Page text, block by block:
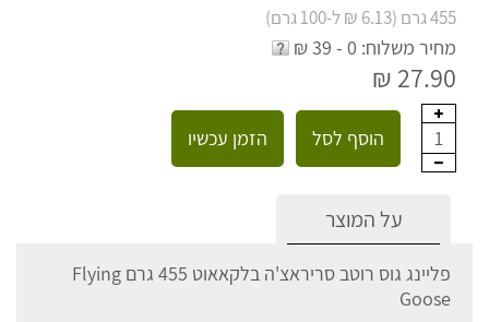
455 גרם (6.13 ₪ ל-100 גרם)
מחיר משלוח: 0 - 39 ₪
27.90 ₪
1 הוסף לסל הזמן עכשיו
על המוצר
פליינג גוס רוטב סריראצ'ה בלקאאוט 455 גרם Flying
Goose